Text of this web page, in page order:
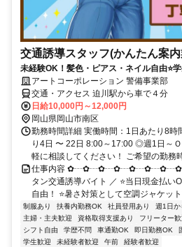
交通誘導スタッフ(かんたん案
未経験OK！髪色・ピアス・ネイル自由⭐
アートコーポレーション 警備事業部
交通・アクセス 迫川駅から車で４分
日給10,000円～12,000円
岡山県岡山市南区
勤務時間詳細 実働時間：1日あたり8時
り4日 〜 22日 8:00～17:00 ◎週1日～
軽に相談してください！ ご希望の勤務
仕事内容
タン交通誘導バイト ／ ⭐当日現金払い
自由！ ⭐暑さ対策として空調ジャケッ
制服あり 扶養内勤務OK 社員登用あり 週1日か
主婦・主夫歓迎
資格取得支援あり フリーター歓
シフト自由
学歴不問 車通勤OK 即日勤務OK
学生歓迎
未経験者歓迎 午前 経験者歓迎